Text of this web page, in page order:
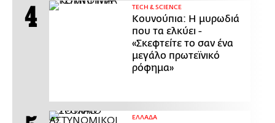
ΤECH & SCIENCE
Κουνούπια: Η μυρωδιά
που τα ελκύει -
«Σκεφτείτε το σαν ένα
μεγάλο πρωτεϊνικό
ρόφημα»
ΕΛΛΑΔΑ